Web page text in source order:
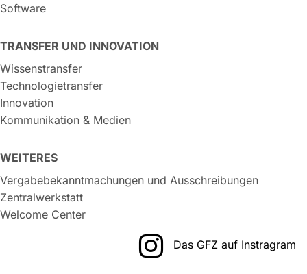
Software
TRANSFER UND INNOVATION
Wissenstransfer
Technologietransfer
Innovation
Kommunikation & Medien
WEITERES
Vergabebekanntmachungen und Ausschreibungen
Zentralwerkstatt
Welcome Center
Das GFZ auf Instragram